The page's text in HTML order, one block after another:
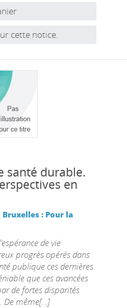
cette notice.
santé durable.
en
Bruxelles : Pour la
de vie
progrès opérés dans
publique ces dernières
que ces avancées
de fortes disparités
De même[...]